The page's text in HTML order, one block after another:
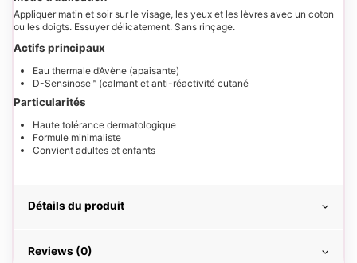
Appliquer matin et soir sur le visage, les yeux et les lèvres avec un coton
ou les doigts. Essuyer délicatement. Sans rinçage.
Actifs principaux
Eau thermale d’Avène (apaisante)
D-Sensinose™ (calmant et anti-réactivité cutané
Particularités
Haute tolérance dermatologique
Formule minimaliste
Convient adultes et enfants
Détails du produit
Reviews (0)